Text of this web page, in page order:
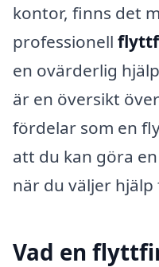
kontor, finns det
professionell
en ovärderlig
är en översikt
fördelar som en
att du kan göra
när du väljer
Vad en